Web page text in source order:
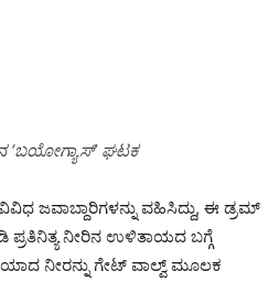
‘ಬಯೋಗ್ಯಾಸ್’ ಘಟಕ
ಜವಾಬ್ದಾರಿಗಳನ್ನು ವಹಿಸಿದ್ದು, ಈ ಡ್ರಮ್
ನೀರಿನ ಉಳಿತಾಯದ ಬಗ್ಗೆ
ನೀರನ್ನು ಗೇಟ್ ವಾಲ್ವ್ ಮೂಲಕ